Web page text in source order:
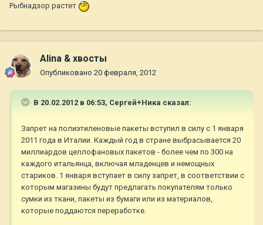
Рыбнадзор растет
Alina & хвосты
Опубликовано 20 февраля, 2012
В 20.02.2012 в 06:53, Сергей+Ника сказал:
Запрет на полиэтиленовые пакеты вступил в силу с 1 января
2011 года в Италии. Каждый год в стране выбрасывается 20
миллиардов целлофановых пакетов - более чем по 300 на
каждого итальянца, включая младенцев и немощных
стариков. 1 января вступает в силу запрет, в соответствии с
которым магазины будут предлагать покупателям только
сумки из ткани, пакеты из бумаги или из материалов,
которые поддаются переработке.